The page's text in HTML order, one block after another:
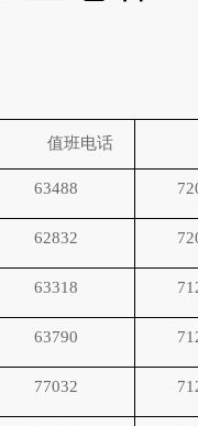
值班电话
63488
62832
63318
63790
77032